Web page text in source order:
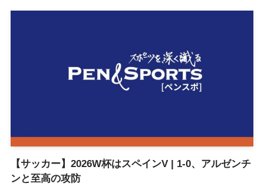
【サッカー】2026W杯はスペインV | 1-0、アルゼンチ
ンと至高の攻防